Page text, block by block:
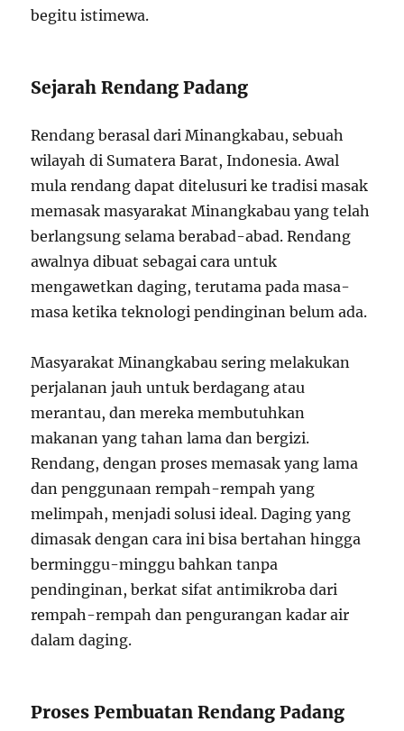
begitu istimewa.
Sejarah Rendang Padang
Rendang berasal dari Minangkabau, sebuah
wilayah di Sumatera Barat, Indonesia. Awal
mula rendang dapat ditelusuri ke tradisi masak
memasak masyarakat Minangkabau yang telah
berlangsung selama berabad-abad. Rendang
awalnya dibuat sebagai cara untuk
mengawetkan daging, terutama pada masa-
masa ketika teknologi pendinginan belum ada.
Masyarakat Minangkabau sering melakukan
perjalanan jauh untuk berdagang atau
merantau, dan mereka membutuhkan
makanan yang tahan lama dan bergizi.
Rendang, dengan proses memasak yang lama
dan penggunaan rempah-rempah yang
melimpah, menjadi solusi ideal. Daging yang
dimasak dengan cara ini bisa bertahan hingga
berminggu-minggu bahkan tanpa
pendinginan, berkat sifat antimikroba dari
rempah-rempah dan pengurangan kadar air
dalam daging.
Proses Pembuatan Rendang Padang